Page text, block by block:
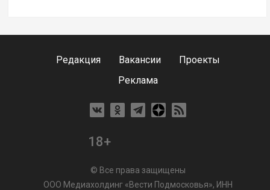
Редакция Вакансии
Проекты
Реклама
18+
© Все права защищены
ООО Медиахолдинг «Вести Подмосковья», ИНН